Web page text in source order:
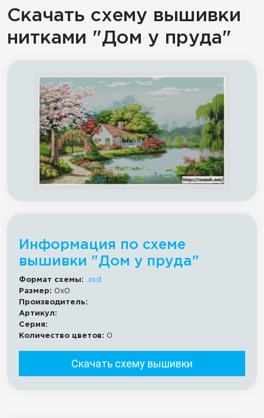
Скачать схему вышивки
нитками "Дом у пруда"
Информация по схеме
вышивки "Дом у пруда"
Формат схемы:
.xsd
Размер: 0x0
Производитель:
Артикул:
Серия:
Количество цветов: 0
Скачать схему вышивки